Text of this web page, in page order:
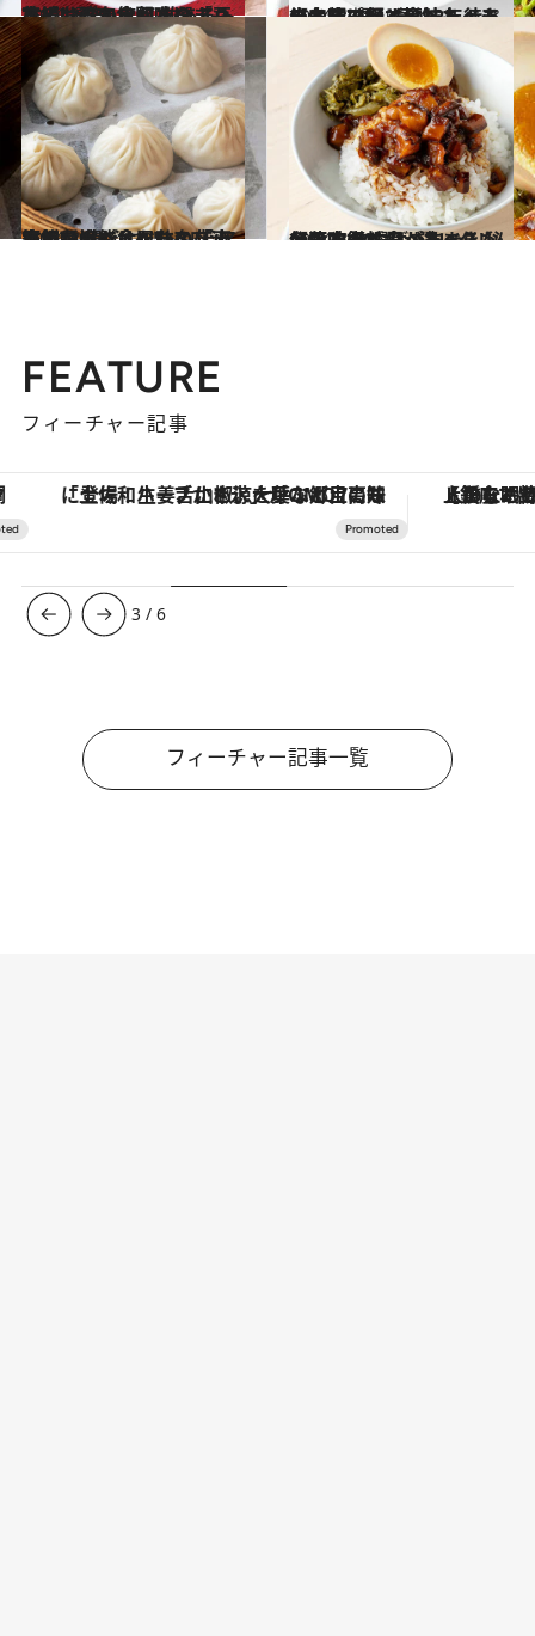
2024.3.7
本場台湾で食べたい「豆花」4選 50年間味をまもり続ける名店も 数あるトッピングから何を選ぶ？
旅＆お出かけ 2024.3.21
【台湾で必ず食べるべき牛肉麺3選】予約2年待ちの名店に行く裏技も！モチモチの麺と旨味たっぷりスープ
旅＆お出かけ
2024.3.7
本場台湾で食べたい「小籠包」6選 溢れ出る肉汁と餡を堪能したい名店 アワビ、ガパオ風味の「変わり種」も
旅＆お出かけ 2024.3.20
台湾で必ず食べるべき【魯肉飯4選】 濃いタレと豚肉の甘みがたまらない！ 名物おばあちゃん秘伝の味も
旅＆お出かけ
FEATURE
フィーチャー記事
「土佐和ハーブかき氷」がOMO7高知に登場！生姜、山椒、大葉など目にも舌にも涼を呼ぶ郷土の味 【銀座で出合う最旬美容】美髪ケアや上
3 /6
フィーチャー記事一覧